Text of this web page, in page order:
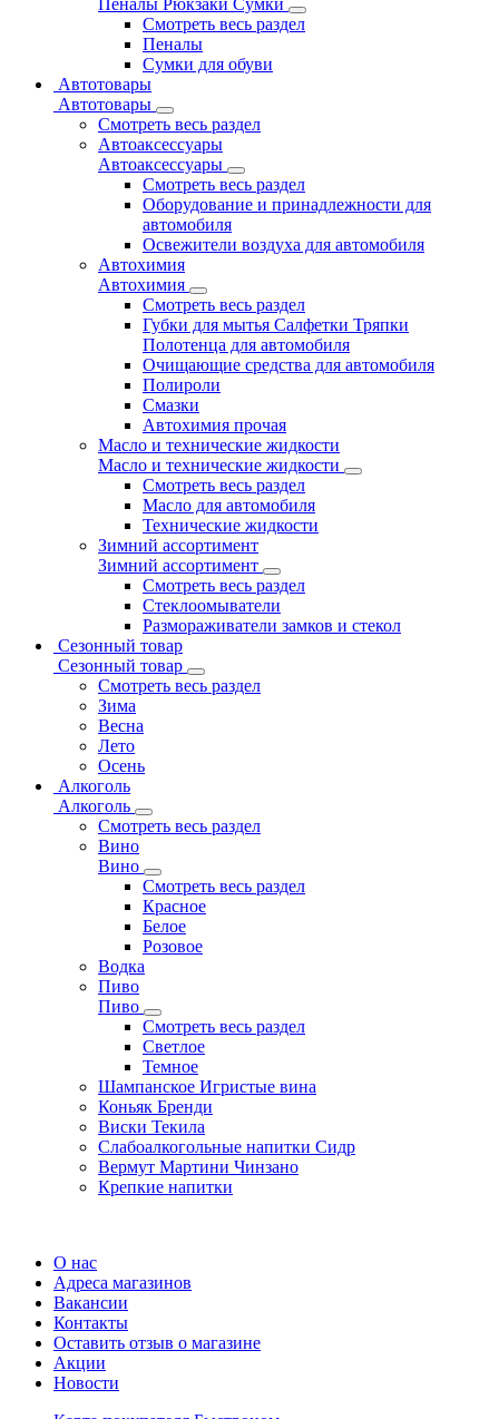
Пеналы Рюкзаки Сумки
Смотреть весь раздел
Пеналы
Сумки для обуви
Автотовары
Автотовары
Смотреть весь раздел
Автоаксессуары
Автоаксессуары
Смотреть весь раздел
Оборудование и принадлежности для
автомобиля
Освежители воздуха для автомобиля
Автохимия
Автохимия
Смотреть весь раздел
Губки для мытья Салфетки Тряпки
Полотенца для автомобиля
Очищающие средства для автомобиля
Полироли
Смазки
Автохимия прочая
Масло и технические жидкости
Масло и технические жидкости
Смотреть весь раздел
Масло для автомобиля
Технические жидкости
Зимний ассортимент
Зимний ассортимент
Смотреть весь раздел
Стеклоомыватели
Размораживатели замков и стекол
Сезонный товар
Сезонный товар
Смотреть весь раздел
Зима
Весна
Лето
Осень
Алкоголь
Алкоголь
Смотреть весь раздел
Вино
Вино
Смотреть весь раздел
Красное
Белое
Розовое
Водка
Пиво
Пиво
Смотреть весь раздел
Cветлое
Темное
Шампанское Игристые вина
Коньяк Бренди
Виски Текила
Слабоалкогольные напитки Сидр
Вермут Мартини Чинзано
Крепкие напитки
О нас
Адреса магазинов
Вакансии
Контакты
Оставить отзыв о магазине
Акции
Новости